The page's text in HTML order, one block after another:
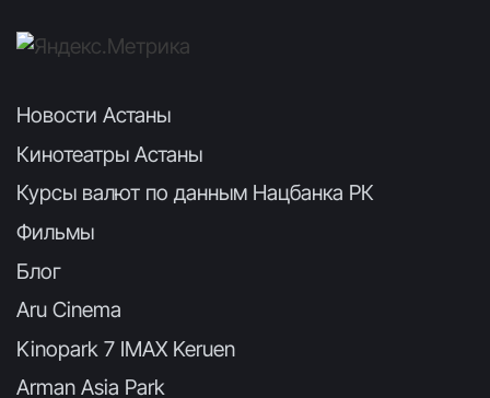
Новости Астаны
Кинотеатры Астаны
Курсы валют по данным Нацбанка РК
Фильмы
Блог
Aru Cinema
Kinopark 7 IMAX Keruen
Arman Asia Park